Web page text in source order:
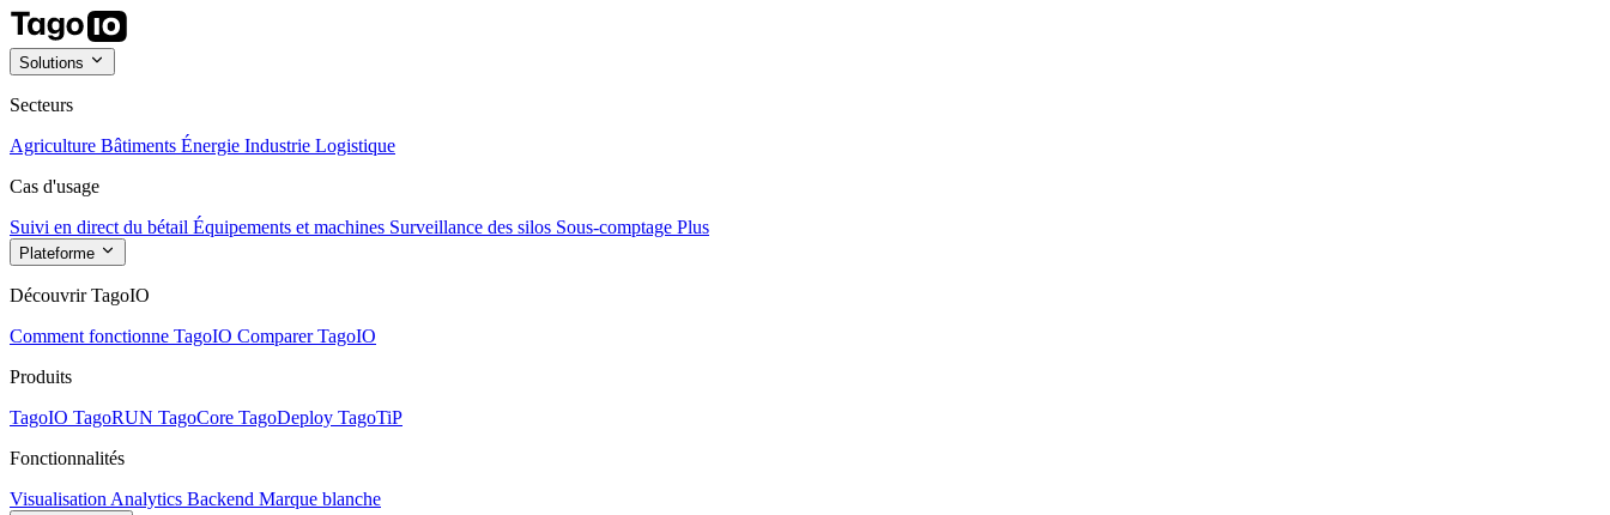
Solutions
Secteurs
Agriculture Bâtiments Énergie Industrie Logistique
Cas d'usage
Suivi en direct du bétail Équipements et machines Surveillance des silos Sous-comptage Plus
Plateforme
Découvrir TagoIO
Comment fonctionne TagoIO Comparer TagoIO
Produits
TagoIO TagoRUN TagoCore TagoDeploy TagoTiP
Fonctionnalités
Visualisation Analytics Backend Marque blanche